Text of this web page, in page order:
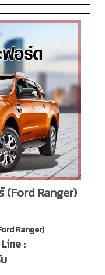
(Ford Ranger)
Ranger)
: